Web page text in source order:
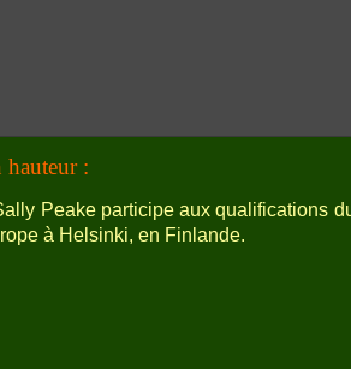
:
Peake participe aux qualifications
à Helsinki, en Finlande.